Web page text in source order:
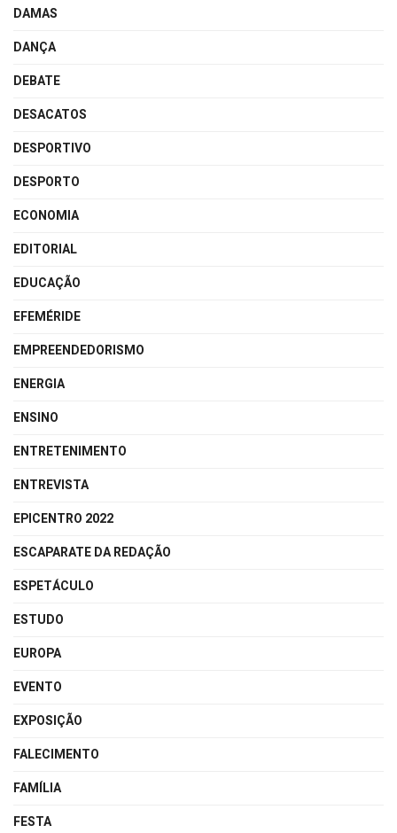
DAMAS
DANÇA
DEBATE
DESACATOS
DESPORTIVO
DESPORTO
ECONOMIA
EDITORIAL
EDUCAÇÃO
EFEMÉRIDE
EMPREENDEDORISMO
ENERGIA
ENSINO
ENTRETENIMENTO
ENTREVISTA
EPICENTRO 2022
ESCAPARATE DA REDAÇÃO
ESPETÁCULO
ESTUDO
EUROPA
EVENTO
EXPOSIÇÃO
FALECIMENTO
FAMÍLIA
FESTA